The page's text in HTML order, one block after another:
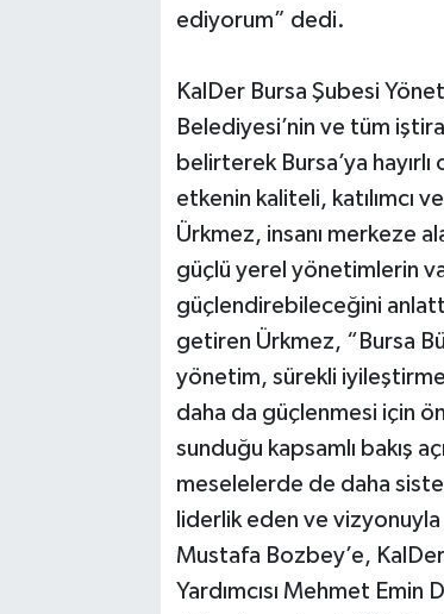
ediyorum” dedi.
KalDer Bursa Şubesi
Belediyesi’nin ve tüm
belirterek Bursa’ya
etkenin kaliteli, katılımcı
Ürkmez, insanı merkeze
güçlü yerel yönetimlerin
güçlendirebileceğini
getiren Ürkmez, “Bursa
yönetim, sürekli
daha da güçlenmesi için
sunduğu kapsamlı bakış
meselelerde de daha
liderlik eden ve
Mustafa Bozbey’e,
Yardımcısı Mehmet